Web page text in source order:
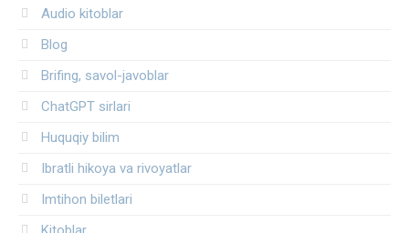
Audio kitoblar
Blog
Brifing, savol-javoblar
ChatGPT sirlari
Huquqiy bilim
Ibratli hikoya va rivoyatlar
Imtihon biletlari